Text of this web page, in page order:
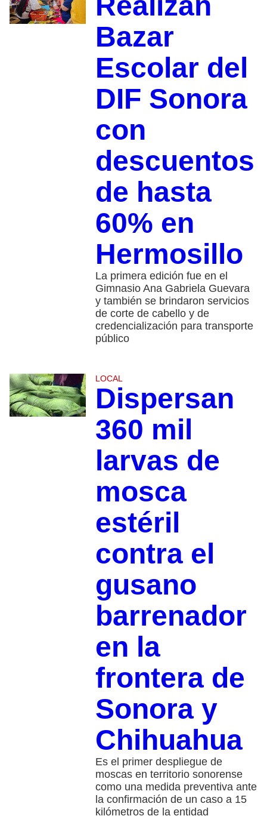
Bazar
Escolar del
DIF Sonora
con
descuentos
de hasta
60% en
Hermosillo
La primera edición fue en el
Gimnasio Ana Gabriela Guevara
y también se brindaron servicios
de corte de cabello y de
credencialización para transporte
público
LOCAL
Dispersan
360 mil
larvas de
mosca
estéril
contra el
gusano
barrenador
en la
frontera de
Sonora y
Chihuahua
Es el primer despliegue de
moscas en territorio sonorense
como una medida preventiva ante
la confirmación de un caso a 15
kilómetros de la entidad